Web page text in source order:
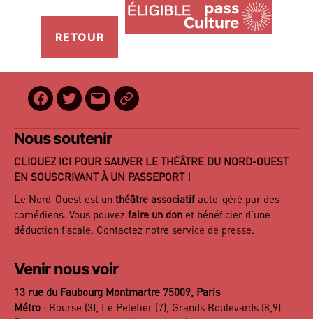
Facebook
Twitter
E-
mail
BilletReduc
Nous soutenir
CLIQUEZ ICI POUR SAUVER LE THÉÂTRE DU NORD-OUEST
EN SOUSCRIVANT À UN PASSEPORT !
Le Nord-Ouest est un théâtre associatif auto-géré par des
comédiens. Vous pouvez faire un don et bénéficier d’une
déduction fiscale. Contactez notre service de presse.
Venir nous voir
13 rue du Faubourg Montmartre 75009, Paris
Métro : Bourse (3), Le Peletier (7), Grands Boulevards (8,9)